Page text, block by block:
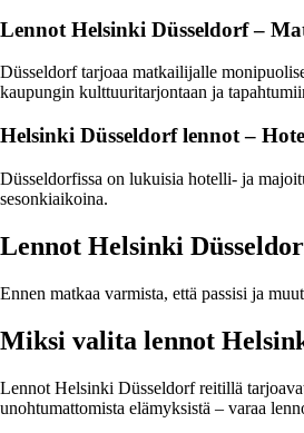
Lennot Helsinki Düsseldorf –
Düsseldorf tarjoaa matkailijalle
kaupungin kulttuuritarjontaan ja
Helsinki Düsseldorf lennot –
Düsseldorfissa on lukuisia hotelli- ja
sesonkiaikoina.
Lennot Helsinki
Ennen matkaa varmista, että passisi ja
Miksi valita lennot
Lennot Helsinki Düsseldorf reitillä
unohtumattomista elämyksistä – varaa